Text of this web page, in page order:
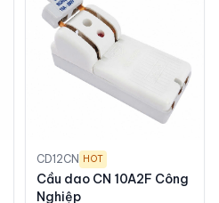
CD12CN HOT
Cầu dao CN 10A2F Công
Nghiệp